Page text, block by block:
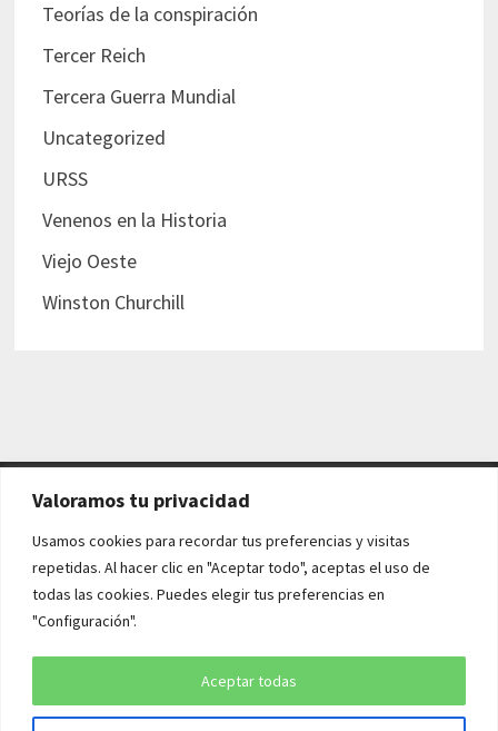
Valoramos tu privacidad
Usamos cookies para recordar tus preferencias y visitas
repetidas. Al hacer clic en "Aceptar todo", aceptas el uso de
todas las cookies. Puedes elegir tus preferencias en
"Configuración".
Aceptar todas
Teorías de la conspiración
Tercer Reich
Tercera Guerra Mundial
Uncategorized
URSS
Venenos en la Historia
Viejo Oeste
Winston Churchill
AVISO LEGAL Y POLÍTICAS
Aviso legal
Política de cookies